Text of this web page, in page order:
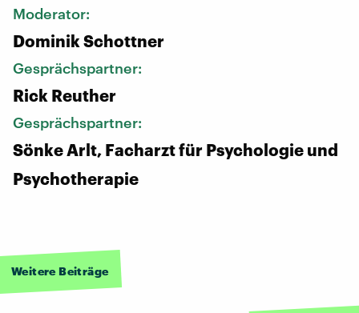
Moderator:
Dominik Schottner
Gesprächspartner:
Rick Reuther
Gesprächspartner:
Sönke Arlt, Facharzt für Psychologie und
Psychotherapie
Weitere Beiträge